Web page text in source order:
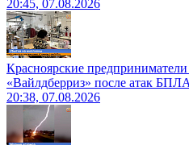
20:45, 07.08.2026
Красноярские
«Вайлдберриз» после атак БПЛА
20:38, 07.08.2026